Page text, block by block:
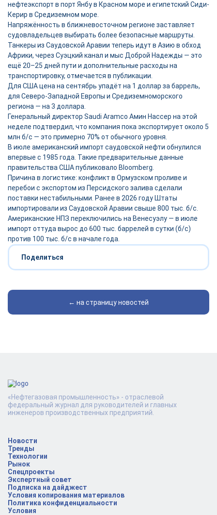
нефтеэкспорт в порт Янбу в Красном море и египетский Сиди-
Керир в Средиземном море.
Напряжённость в ближневосточном регионе заставляет
судовладельцев выбирать более безопасные маршруты.
Танкеры из Саудовской Аравии теперь идут в Азию в обход
Африки, через Суэцкий канал и мыс Доброй Надежды — это
ещё 20–25 дней пути и дополнительные расходы на
транспортировку, отмечается в публикации.
Для США цена на сентябрь упадёт на 1 доллар за баррель,
для Северо-Западной Европы и Средиземноморского
региона — на 3 доллара.
Генеральный директор Saudi Aramco Амин Нассер на этой
неделе подтвердил, что компания пока экспортирует около 5
млн б/с — это примерно 70% от обычного уровня.
В июле американский импорт саудовской нефти обнулился
впервые с 1985 года. Такие предварительные данные
правительства США публиковало Bloomberg.
Причина в логистике: конфликт в Ормузском проливе и
перебои с экспортом из Персидского залива сделали
поставки нестабильными. Ранее в 2026 году Штаты
импортировали из Саудовской Аравии свыше 800 тыс. б/с.
Американские НПЗ переключились на Венесуэлу — в июле
импорт оттуда вырос до 600 тыс. баррелей в сутки (б/с)
против 100 тыс. б/с в начале года.
Поделиться
← на страницу новостей
Новости
Тренды
Технологии
Рынок
Спецпроекты
Экспертный совет
Подписка на дайджест
Условия копирования материалов
Политика конфиденциальности
Условия
«Нефтегазовая промышленность» - отраслевой
федеральный журнал для руководителей и главных
инженеров производственных предприятий.